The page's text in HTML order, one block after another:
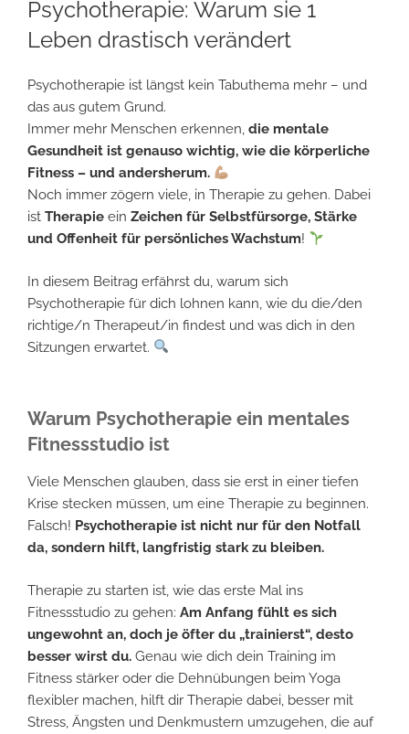
Psychotherapie: Warum sie 1
Leben drastisch verändert
Psychotherapie ist längst kein Tabuthema mehr – und
das aus gutem Grund.
Immer mehr Menschen erkennen, die mentale
Gesundheit ist genauso wichtig, wie die körperliche
Fitness – und andersherum.
Noch immer zögern viele, in Therapie zu gehen. Dabei
ist Therapie ein Zeichen für Selbstfürsorge, Stärke
und Offenheit für persönliches Wachstum!
In diesem Beitrag erfährst du, warum sich
Psychotherapie für dich lohnen kann, wie du die/den
richtige/n Therapeut/in findest und was dich in den
Sitzungen erwartet.
Warum Psychotherapie ein mentales
Fitnessstudio ist
Viele Menschen glauben, dass sie erst in einer tiefen
Krise stecken müssen, um eine Therapie zu beginnen.
Falsch! Psychotherapie ist nicht nur für den Notfall
da, sondern hilft, langfristig stark zu bleiben.
Therapie zu starten ist, wie das erste Mal ins
Fitnessstudio zu gehen: Am Anfang fühlt es sich
ungewohnt an, doch je öfter du „trainierst“, desto
besser wirst du. Genau wie dich dein Training im
Fitness stärker oder die Dehnübungen beim Yoga
flexibler machen, hilft dir Therapie dabei, besser mit
Stress, Ängsten und Denkmustern umzugehen, die auf